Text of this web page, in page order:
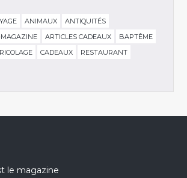
ANIMAUX
ANTIQUITÉS
ARTICLES CADEAUX
BAPTÊME
CADEAUX
RESTAURANT
le magazine